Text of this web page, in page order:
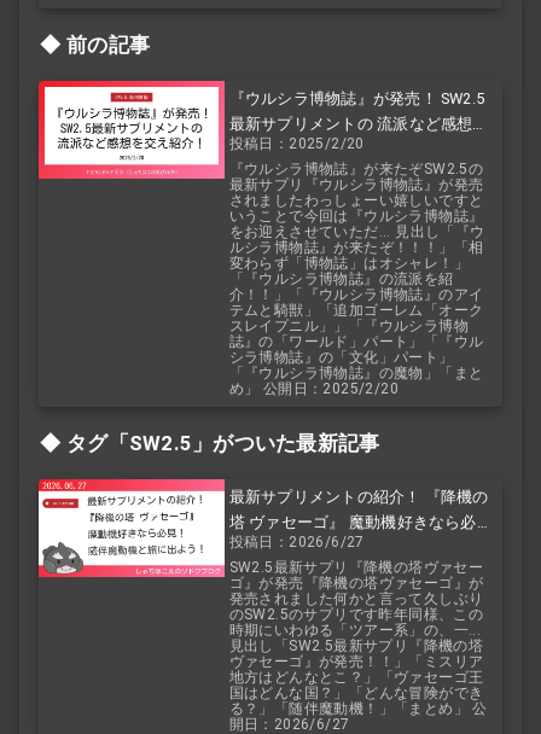
前の記事
『ウルシラ博物誌』が発売！ SW2.5
最新サプリメントの 流派など感想を
交え紹介！
投稿日：2025/2/20
『ウルシラ博物誌』が来たぞSW2.5の
最新サプリ『ウルシラ博物誌』が発売
されましたわっしょーい嬉しいですと
いうことで今回は『ウルシラ博物誌』
をお迎えさせていただ... 見出し「『ウ
ルシラ博物誌』が来たぞ！！！」「相
変わらず「博物誌」はオシャレ！」
「『ウルシラ博物誌』の流派を紹
介！！」「『ウルシラ博物誌』のアイ
テムと騎獣」「追加ゴーレム「オーク
スレイプニル」」「『ウルシラ博物
誌』の「ワールド」パート」「『ウル
シラ博物誌』の「文化」パート」
「『ウルシラ博物誌』の魔物」「まと
め」 公開日：2025/2/20
タグ「SW2.5」がついた最新記事
最新サプリメントの紹介！ 『降機の
塔 ヴァセーゴ』 魔動機好きなら必
見！ 随伴魔動機と旅に出よう！
投稿日：2026/6/27
SW2.5最新サプリ『降機の塔ヴァセー
ゴ』が発売『降機の塔ヴァセーゴ』が
発売されました何かと言って久しぶり
のSW2.5のサプリです昨年同様、この
時期にいわゆる「ツアー系」の、一...
見出し「SW2.5最新サプリ『降機の塔
ヴァセーゴ』が発売！！」「ミスリア
地方はどんなとこ？」「ヴァセーゴ王
国はどんな国？」「どんな冒険ができ
る？」「随伴魔動機！」「まとめ」 公
開日：2026/6/27